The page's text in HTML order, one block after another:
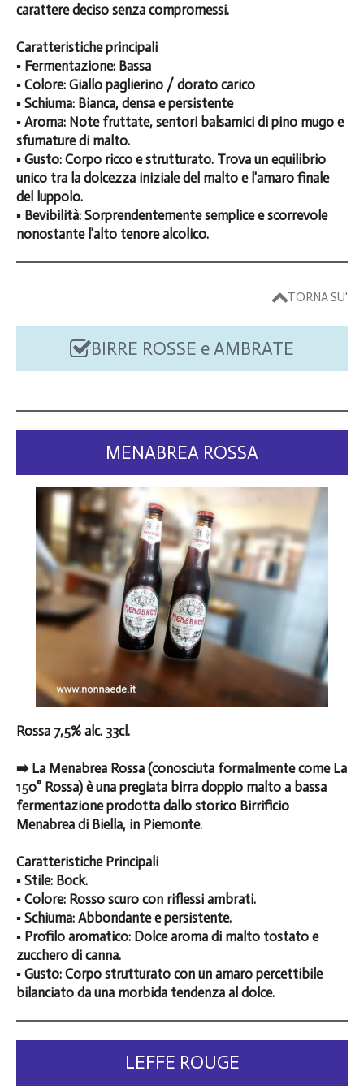
carattere deciso senza compromessi.
Caratteristiche principali
▪️ Fermentazione: Bassa
▪️ Colore: Giallo paglierino / dorato carico
▪️ Schiuma: Bianca, densa e persistente
▪️ Aroma: Note fruttate, sentori balsamici di pino mugo e
sfumature di malto.
▪️ Gusto: Corpo ricco e strutturato. Trova un equilibrio
unico tra la dolcezza iniziale del malto e l'amaro finale
del luppolo.
▪️ Bevibilità: Sorprendentemente semplice e scorrevole
nonostante l'alto tenore alcolico.
TORNA SU'
BIRRE ROSSE e AMBRATE
MENABREA ROSSA
Rossa 7,5% alc. 33cl.
➡️ La Menabrea Rossa (conosciuta formalmente come La
150° Rossa) è una pregiata birra doppio malto a bassa
fermentazione prodotta dallo storico Birrificio
Menabrea di Biella, in Piemonte.
Caratteristiche Principali
▪️ Stile: Bock.
▪️ Colore: Rosso scuro con riflessi ambrati.
▪️ Schiuma: Abbondante e persistente.
▪️ Profilo aromatico: Dolce aroma di malto tostato e
zucchero di canna.
▪️ Gusto: Corpo strutturato con un amaro percettibile
bilanciato da una morbida tendenza al dolce.
LEFFE ROUGE